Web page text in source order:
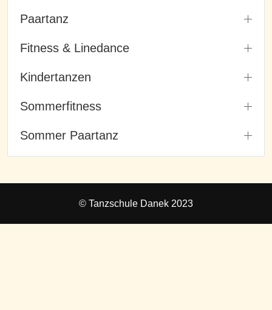
Paartanz
Fitness & Linedance
Kindertanzen
Sommerfitness
Sommer Paartanz
© Tanzschule Danek 2023